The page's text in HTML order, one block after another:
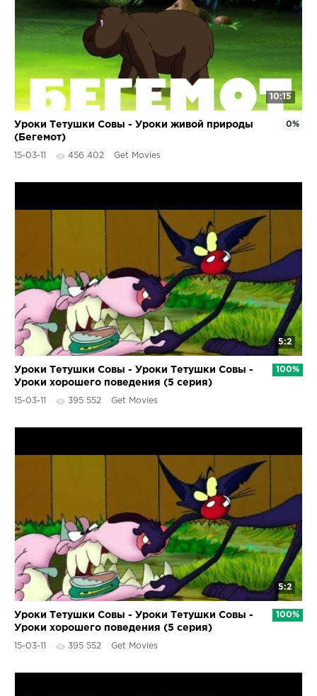
10:15
Уроки Тетушки Совы - Уроки живой природы
(Бегемот)
15-03-11 456 402 Get Movies
0%
5:2
Уроки Тетушки Совы - Уроки Тетушки Совы -
Уроки хорошего поведения (5 серия)
15-03-11 395 552 Get Movies
100%
5:2
Уроки Тетушки Совы - Уроки Тетушки Совы -
Уроки хорошего поведения (5 серия)
15-03-11 395 552 Get Movies
100%